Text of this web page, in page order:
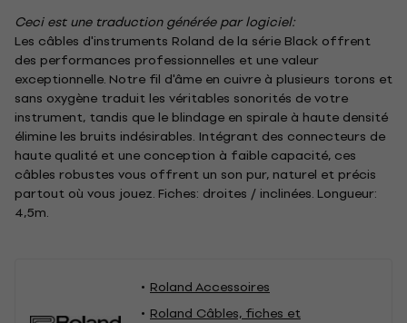
Ceci est une traduction générée par logiciel:
Les câbles d'instruments Roland de la série Black offrent
des performances professionnelles et une valeur
exceptionnelle. Notre fil d'âme en cuivre à plusieurs torons et
sans oxygène traduit les véritables sonorités de votre
instrument, tandis que le blindage en spirale à haute densité
élimine les bruits indésirables. Intégrant des connecteurs de
haute qualité et une conception à faible capacité, ces
câbles robustes vous offrent un son pur, naturel et précis
partout où vous jouez. Fiches: droites / inclinées. Longueur:
4,5m.
Roland Accessoires
Roland Câbles, fiches et